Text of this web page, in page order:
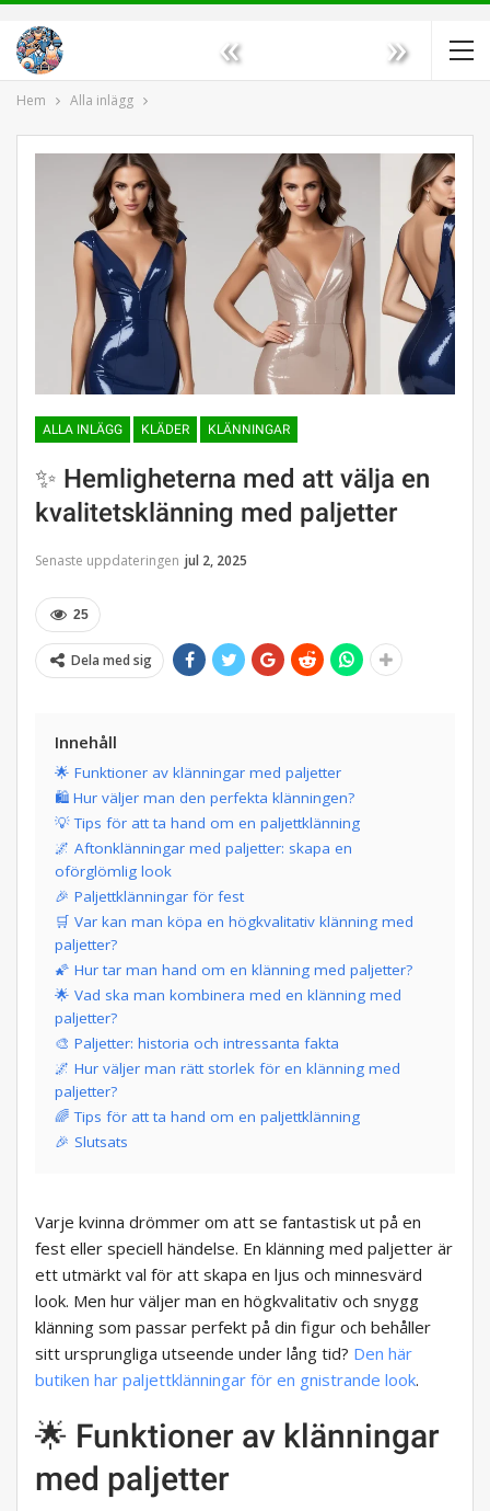
« »
Hem Alla inlägg
ALLA INLÄGG KLÄDER KLÄNNINGAR
✨ Hemligheterna med att välja en
kvalitetsklänning med paljetter
Senaste uppdateringen jul 2, 2025
25
Dela med sig
Innehåll
🌟 Funktioner av klänningar med paljetter
🛍️ Hur väljer man den perfekta klänningen?
💡 Tips för att ta hand om en paljettklänning
🌌 Aftonklänningar med paljetter: skapa en
oförglömlig look
🎉 Paljettklänningar för fest
🛒 Var kan man köpa en högkvalitativ klänning med
paljetter?
🌠 Hur tar man hand om en klänning med paljetter?
🌟 Vad ska man kombinera med en klänning med
paljetter?
🎨 Paljetter: historia och intressanta fakta
🌌 Hur väljer man rätt storlek för en klänning med
paljetter?
🌈 Tips för att ta hand om en paljettklänning
🎉 Slutsats
Varje kvinna drömmer om att se fantastisk ut på en
fest eller speciell händelse. En klänning med paljetter är
ett utmärkt val för att skapa en ljus och minnesvärd
look. Men hur väljer man en högkvalitativ och snygg
klänning som passar perfekt på din figur och behåller
sitt ursprungliga utseende under lång tid? Den här
butiken har paljettklänningar för en gnistrande look.
🌟 Funktioner av klänningar
med paljetter